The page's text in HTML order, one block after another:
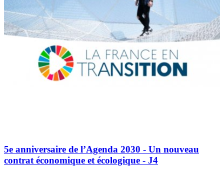
5e anniversaire de l’Agenda 2030 - Un nouveau
contrat économique et écologique - J4